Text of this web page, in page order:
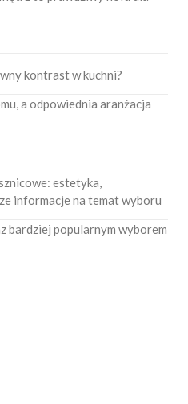
kontrast w kuchni?
a odpowiednia aranżacja
estetyka,
informacje na temat wyboru
bardziej popularnym wyborem